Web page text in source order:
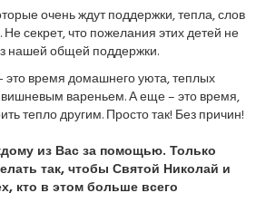
очень ждут поддержки, тепла, слов
Не секрет, что пожелания этих детей не
нашей общей поддержки.
это время домашнего уюта, теплых
вишневым вареньем. А еще – это время,
тепло другим. Просто так! Без причин!
из Вас за помощью. Только
так, чтобы Святой Николай и
кто в этом больше всего